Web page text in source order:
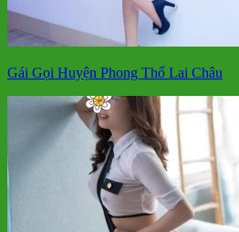
Gái Gọi Huyện Phong Thổ Lai Châu